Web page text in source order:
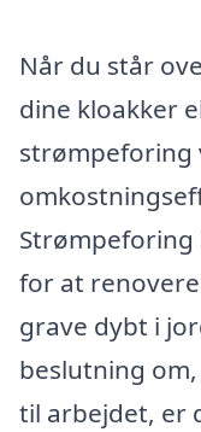
Når du står
dine kloakker
strømpeforing
Strømpeforing
for at
grave dybt i
beslutning
til arbejdet, er